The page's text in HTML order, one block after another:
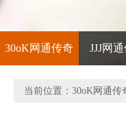
30oK网通传奇 JJJ网
当前位置： 30oK网通传